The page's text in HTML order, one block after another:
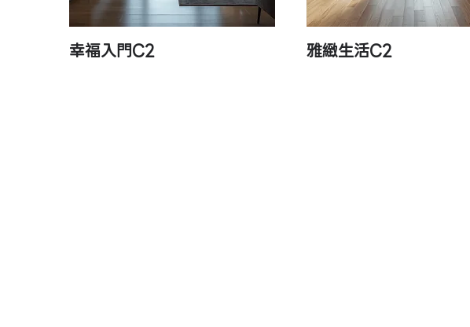
快速瀏覽
幸福入門C2 快速瀏覽
雅緻生活C2